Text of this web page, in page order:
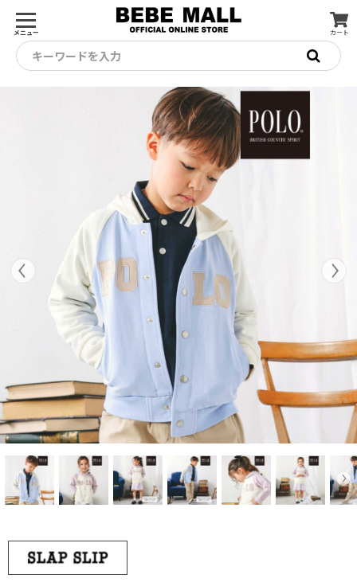
メニュー カート
キーワードを入力